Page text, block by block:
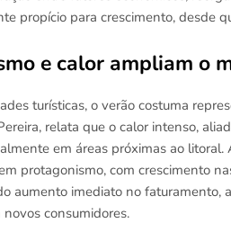
propício para crescimento, desde
e calor ampliam o
turísticas, o verão costuma
relata que o calor intenso,
em áreas próximas ao
protagonismo, com crescimento
aumento imediato no faturamento,
novos consumidores.